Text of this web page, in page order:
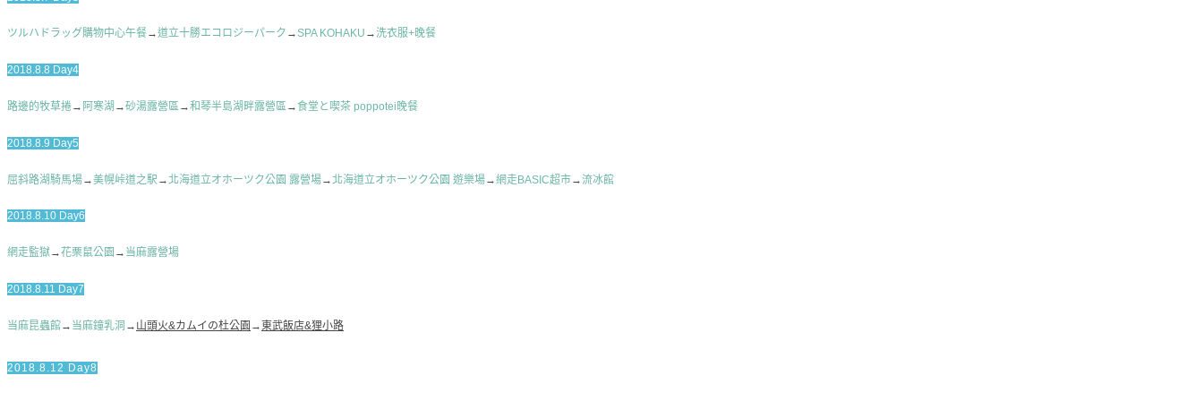
ツルハドラッグ購物中心午餐→道立十勝エコロジーパーク →SPA KOHAKU →洗衣服+晚餐
2018.8.8 Day4
路邊的牧草捲→ 阿寒湖 →砂湯露營區→和琴半島湖畔露營區→食堂と喫茶 poppotei晚餐
2018.8.9 Day5
屈斜路湖騎馬場→美幌峠道之駅 →北海道立オホーツク公園 露營場→北海道立オホーツク公園 遊樂場→網走BASIC超市→流冰館
2018.8.10 Day6
網走監獄→花栗鼠公園 → 当麻露營場
2018.8.11 Day7
当麻昆蟲館→ 当麻鐘乳洞 → 山頭火&カムイの杜公園 →東武飯店&狸小路
2018.8.12 Day8